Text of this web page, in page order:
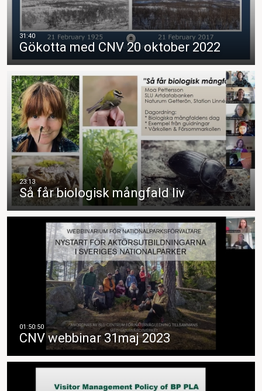
Gökotta med CNV 20 oktober 2022
Så får biologisk mångfald liv
CNV webbinar 31maj 2023